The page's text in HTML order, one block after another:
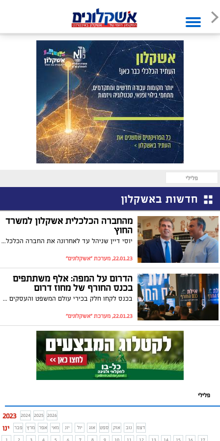
פלילי
חדשות באשקלון
מהחברה הכלכלית אשקלון למשרד
החוץ
יוסי דיין שניהל עד לאחרונה את החברה הכלכלית באשקלון צפוי להתמנות לתפקיד בכיר בהרבה – המשנה למנכ"ל משרד החוץ. זוהי הפעם הראשונה בה אדם שאינו דיפלומט ממונה לתפקיד כה בכיר
22.01.23, מערכת "אשקלונים"
הדרום על המפה: אלף משתתפים
בכנס החורף של מחוז דרום
בכנס לקחו חלק בכירי עולם המשפט והעסקים והתקיימו במהלכו פאנלים מקצועיים, הופעות ענק והרצאות עם דמויות מעוררות השראה. מי שעומד מאחורי הכנס הוא עו"ד אלעד דנוך, ראש מחוז דרום בלשכת עורכי הדין: "אנחנו כאן מתוך תחושת שליחות אמיתית, הצלחנו לטעת שורשים עמוקים בכל רחבי הדרום"
22.01.23, מערכת "אשקלונים"
פלילי
2023 2024 2025 2026
ינו פבר מרץ אפר מאי יונ יול אוג ספט אוק נוב
דצמ